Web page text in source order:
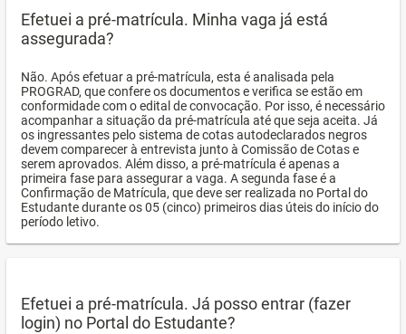
Efetuei a pré-matrícula. Minha vaga já está
assegurada?
Não. Após efetuar a pré-matrícula, esta é analisada pela
PROGRAD, que confere os documentos e verifica se estão em
conformidade com o edital de convocação. Por isso, é necessário
acompanhar a situação da pré-matrícula até que seja aceita. Já
os ingressantes pelo sistema de cotas autodeclarados negros
devem comparecer à entrevista junto à Comissão de Cotas e
serem aprovados. Além disso, a pré-matrícula é apenas a
primeira fase para assegurar a vaga. A segunda fase é a
Confirmação de Matrícula, que deve ser realizada no Portal do
Estudante durante os 05 (cinco) primeiros dias úteis do início do
período letivo.
Efetuei a pré-matrícula. Já posso entrar (fazer
login) no Portal do Estudante?